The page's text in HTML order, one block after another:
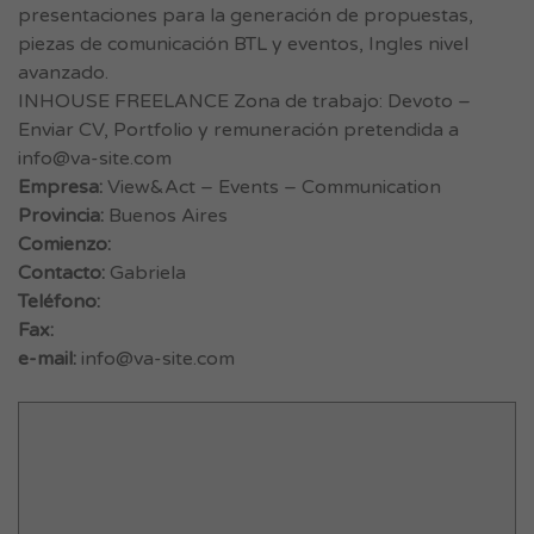
presentaciones para la generación de propuestas,
piezas de comunicación BTL y eventos, Ingles nivel
avanzado.
INHOUSE FREELANCE Zona de trabajo: Devoto –
Enviar CV, Portfolio y remuneración pretendida a
info@va-site.com
Empresa: View&Act – Events – Communication
Provincia: Buenos Aires
Comienzo:
Contacto: Gabriela
Teléfono:
Fax:
e-mail: info@va-site.com